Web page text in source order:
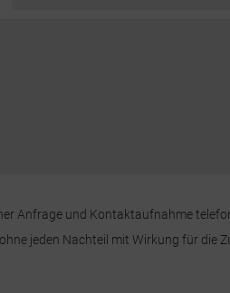
Anfrage und Kontaktaufnahme
jeden Nachteil mit Wirkung für die